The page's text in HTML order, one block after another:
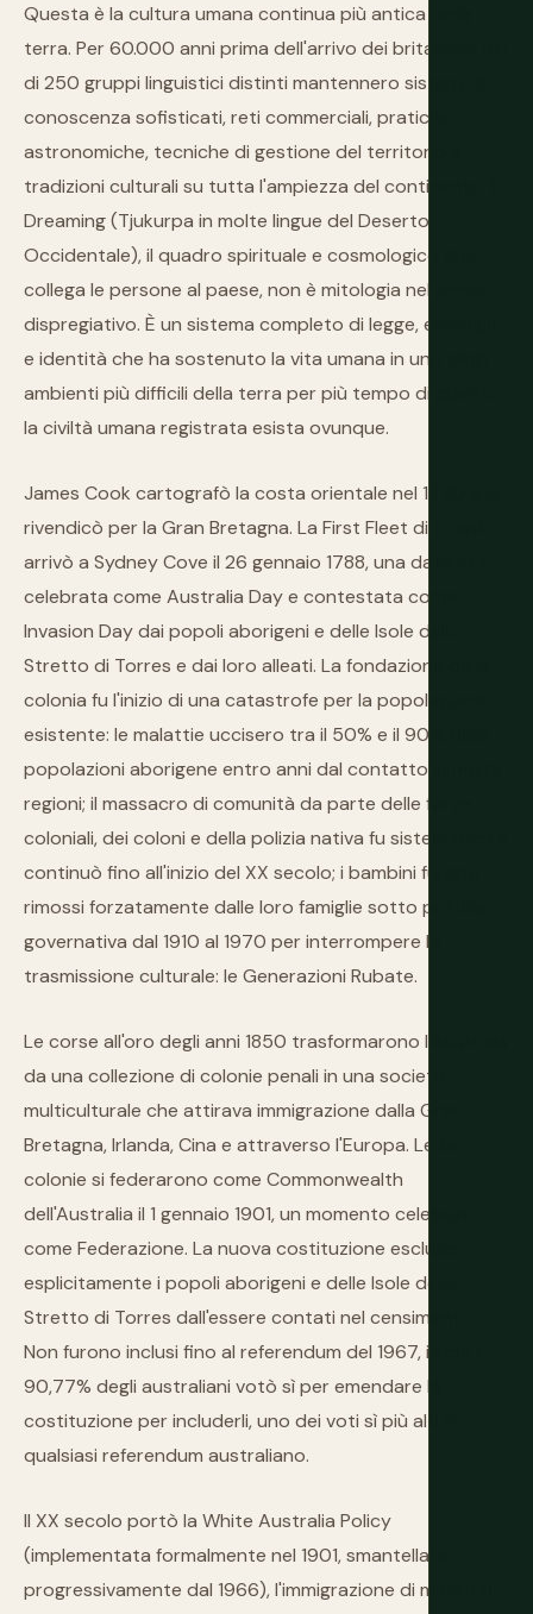
Questa è la cultura umana continua più antica della
terra. Per 60.000 anni prima dell'arrivo dei britannici, più
di 250 gruppi linguistici distinti mantennero sistemi di
conoscenza sofisticati, reti commerciali, pratiche
astronomiche, tecniche di gestione del territorio e
tradizioni culturali su tutta l'ampiezza del continente. Il
Dreaming (Tjukurpa in molte lingue del Deserto
Occidentale), il quadro spirituale e cosmologico che
collega le persone al paese, non è mitologia nel senso
dispregiativo. È un sistema completo di legge, ecologia
e identità che ha sostenuto la vita umana in uno degli
ambienti più difficili della terra per più tempo di quanto
la civiltà umana registrata esista ovunque.
James Cook cartografò la costa orientale nel 1770 e la
rivendicò per la Gran Bretagna. La First Fleet di 11 navi
arrivò a Sydney Cove il 26 gennaio 1788, una data ora
celebrata come Australia Day e contestata come
Invasion Day dai popoli aborigeni e delle Isole dello
Stretto di Torres e dai loro alleati. La fondazione della
colonia fu l'inizio di una catastrofe per la popolazione
esistente: le malattie uccisero tra il 50% e il 90% delle
popolazioni aborigene entro anni dal contatto in molte
regioni; il massacro di comunità da parte delle forze
coloniali, dei coloni e della polizia nativa fu sistematico e
continuò fino all'inizio del XX secolo; i bambini furono
rimossi forzatamente dalle loro famiglie sotto politica
governativa dal 1910 al 1970 per interrompere la
trasmissione culturale: le Generazioni Rubate.
Le corse all'oro degli anni 1850 trasformarono l'Australia
da una collezione di colonie penali in una società
multiculturale che attirava immigrazione dalla Gran
Bretagna, Irlanda, Cina e attraverso l'Europa. Le sei
colonie si federarono come Commonwealth
dell'Australia il 1 gennaio 1901, un momento celebrato
come Federazione. La nuova costituzione escluse
esplicitamente i popoli aborigeni e delle Isole dello
Stretto di Torres dall'essere contati nel censimento.
Non furono inclusi fino al referendum del 1967, in cui il
90,77% degli australiani votò sì per emendare la
costituzione per includerli, uno dei voti sì più alti in
qualsiasi referendum australiano.
Il XX secolo portò la White Australia Policy
(implementata formalmente nel 1901, smantellata
progressivamente dal 1966), l'immigrazione di massa di